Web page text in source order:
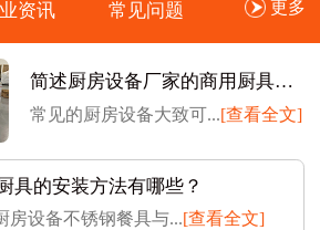
资讯 常见问题 更多
简述厨房设备厂家的商用厨具如何安装
常见的厨房设备大致可...[查看全文]
具的安装方法有哪些？
房设备不锈钢餐具与...[查看全文]